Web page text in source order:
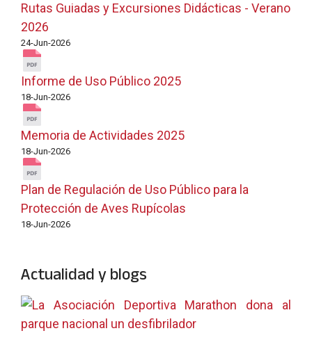
Rutas Guiadas y Excursiones Didácticas - Verano
2026
24-Jun-2026
Informe de Uso Público 2025
18-Jun-2026
Memoria de Actividades 2025
18-Jun-2026
Plan de Regulación de Uso Público para la
Protección de Aves Rupícolas
18-Jun-2026
Actualidad y blogs